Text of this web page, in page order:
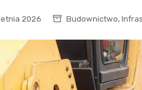
2026 Budownictwo,